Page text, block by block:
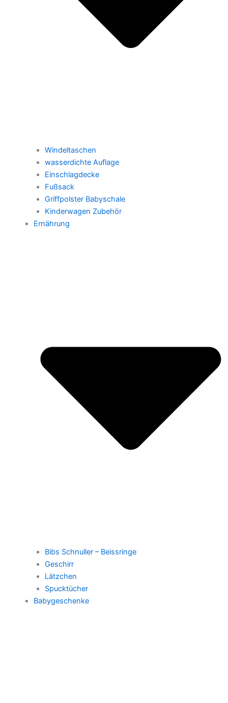
Windeltaschen
wasserdichte Auflage
Einschlagdecke
Fußsack
Griffpolster Babyschale
Kinderwagen Zubehör
Ernährung
Bibs Schnuller – Beissringe
Geschirr
Lätzchen
Spucktücher
Babygeschenke